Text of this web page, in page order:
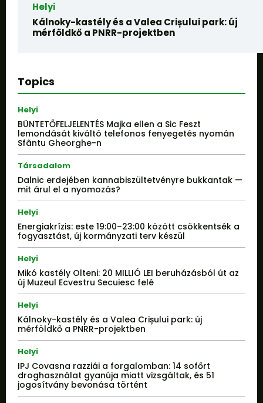
Helyi
Kálnoky-kastély és a Valea Crișului park: új
mérföldkő a PNRR-projektben
Topics
Helyi
BÜNTETŐFELJELENTÉS Majka ellen a Sic Feszt
lemondását kiváltó telefonos fenyegetés nyomán
Sfântu Gheorghe-n
Társadalom
Dalnic erdejében kannabiszültetvényre bukkantak —
mit árul el a nyomozás?
Helyi
Energiakrízis: este 19:00–23:00 között csökkentsék a
fogyasztást, új kormányzati terv készül
Helyi
Mikó kastély Olteni: 20 MILLIÓ LEI beruházásból út az
új Muzeul Ecvestru Secuiesc felé
Helyi
Kálnoky-kastély és a Valea Crișului park: új
mérföldkő a PNRR-projektben
Helyi
IPJ Covasna razziái a forgalomban: 14 sofőrt
droghasználat gyanúja miatt vizsgáltak, és 51
jogosítvány bevonása történt